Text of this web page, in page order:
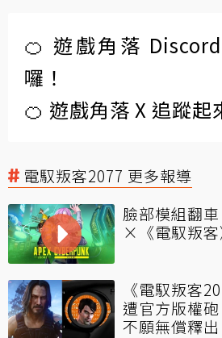
🍊 遊戲角落
囉！
🍊 遊戲角落 X 追蹤起
電馭叛客2077 更多報導
臉部模組翻車
×《電馭叛
《電馭叛客
遭官方版權
不願無償釋出